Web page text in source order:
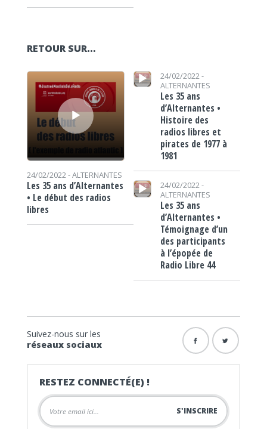
RETOUR SUR…
Lecteur audio
24/02/2022 -ALTERNANTES
Les 35 ans d’Alternantes
• Le début des radios
libres
Lecteur audio
24/02/2022 -
ALTERNANTES
Les 35 ans
d’Alternantes •
Histoire des
radios libres et
pirates de 1977 à
1981
Lecteur audio
24/02/2022 -
ALTERNANTES
Les 35 ans
d’Alternantes •
Témoignage d’un
des participants
à l’épopée de
Radio Libre 44
Suivez-nous sur les
réseaux sociaux
RESTEZ CONNECTÉ(E) !